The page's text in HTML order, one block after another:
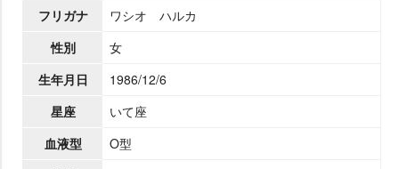
フリガナ
ワシオ ハルカ
性別
女
生年月日
1986/12/6
星座
いて座
血液型
O型